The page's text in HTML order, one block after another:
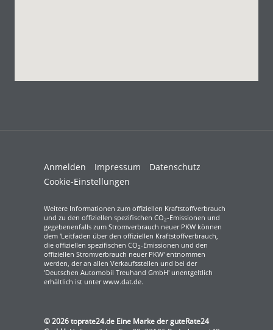
Anmelden Impressum
Datenschutz
Cookie-Einstellungen
Weitere Informationen zum offiziellen Kraftstoffverbrauch
und zu den offiziellen spezifischen CO2-Emissionen und
gegebenenfalls zum Stromverbrauch neuer PKW können
dem 'Leitfaden über den offiziellen Kraftstoffverbrauch,
die offiziellen spezifischen CO2-Emissionen und den
offiziellen Stromverbrauch neuer PKW' entnommen
werden, der an allen Verkaufsstellen und bei der
'Deutschen Automobil Treuhand GmbH' unentgeltlich
erhältlich ist unter www.dat.de.
© 2026toprate24.de Eine Marke der guteRate24